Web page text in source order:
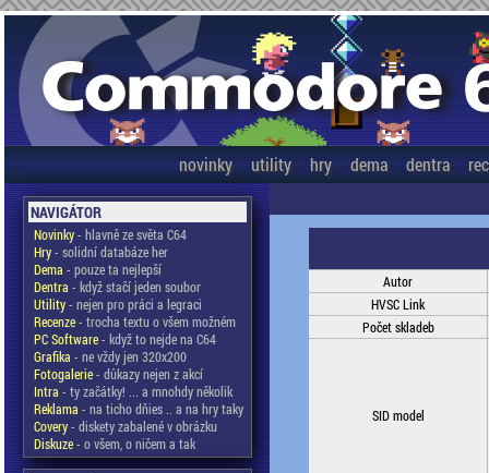
novinky utility hry dema dentra
NAVIGÁTOR
Novinky- hlavně ze světa C64
Hry- solidní databáze her
Dema - pouze ta nejlepší
Dentra - když stačí jeden soubor
Utility- nejen pro práci a legraci
Recenze- trocha textu o všem možném
PC Software- když to nejde na C64
Grafika - ne vždy jen 320x200
Fotogalerie- důkazy nejen z akcí
Intra - ty začátky! ... a mnohdy několik
Reklama - na ticho dňies .. a na hry taky
Covery- diskety zabalené v obrázku
Diskuze- o všem, o ničem a tak
Autor
HVSC Link
Počet skladeb
SID model